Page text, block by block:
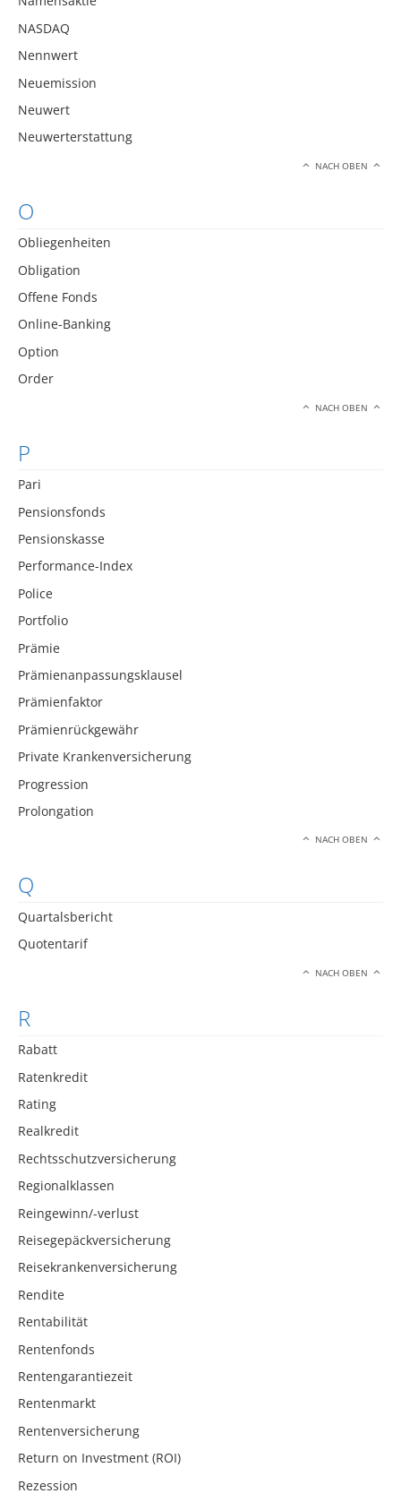
NASDAQ
Nennwert
Neuemission
Neuwert
Neuwerterstattung
NACH OBEN
O
Obliegenheiten
Obligation
Offene Fonds
Online-Banking
Option
Order
NACH OBEN
P
Pari
Pensionsfonds
Pensionskasse
Performance-Index
Police
Portfolio
Prämie
Prämienanpassungsklausel
Prämienfaktor
Prämienrückgewähr
Private Krankenversicherung
Progression
Prolongation
NACH OBEN
Q
Quartalsbericht
Quotentarif
NACH OBEN
R
Rabatt
Ratenkredit
Rating
Realkredit
Rechtsschutzversicherung
Regionalklassen
Reingewinn/-verlust
Reisegepäckversicherung
Reisekrankenversicherung
Rendite
Rentabilität
Rentenfonds
Rentengarantiezeit
Rentenmarkt
Rentenversicherung
Return on Investment (ROI)
Rezession